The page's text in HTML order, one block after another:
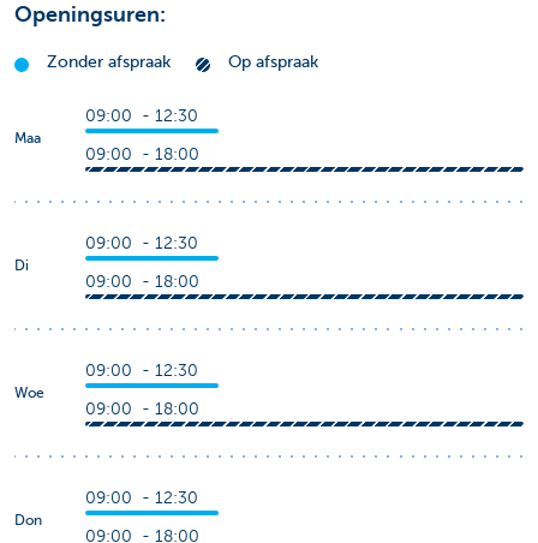
Openingsuren:
Zonder afspraak Op afspraak
Maa
09:00 - 12:30
09:00 - 18:00
Di
09:00 - 12:30
09:00 - 18:00
Woe
09:00 - 12:30
09:00 - 18:00
Don
09:00 - 12:30
09:00 - 18:00